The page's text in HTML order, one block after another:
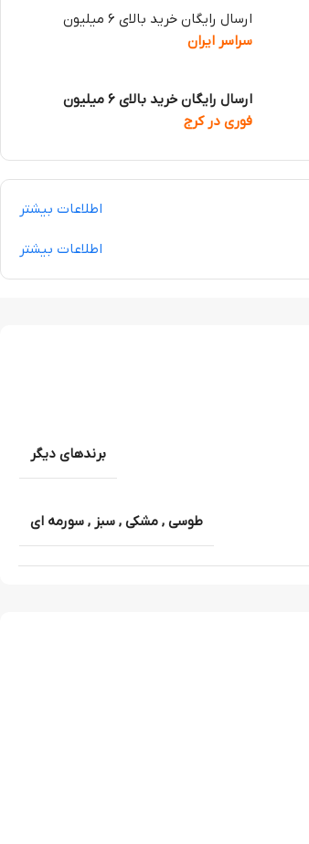
ارسال رایگان خرید بالای 6 میلیون
سراسر ایران
ارسال رایگان خرید بالای 6 میلیون
فوری در کرج
اطلاعات بیشتر
اطلاعات بیشتر
برندهای دیگر
طوسی ,مشکی ,سبز ,سورمه ای